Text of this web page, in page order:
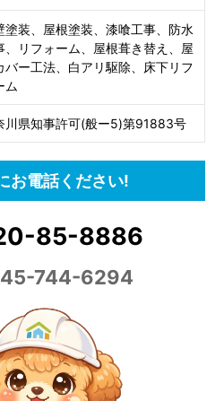
塗装、屋根塗装、漆喰工事、防水
、リフォーム、屋根葺き替え、屋
バー工法、白アリ駆除、床下リフ
ム
川県知事許可(般ー5)第91883号
お電話ください!
85-8886
744-6294